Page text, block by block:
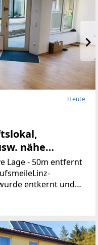
Heute
nähe
Lage - 50m entfernt
entkernt und
neue